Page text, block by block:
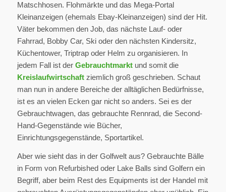
Matschhosen. Flohmärkte und das Mega-Portal
Kleinanzeigen (ehemals Ebay-Kleinanzeigen) sind der Hit.
Väter bekommen den Job, das nächste Lauf- oder
Fahrrad, Bobby Car, Ski oder den nächsten Kindersitz,
Küchentower, Triptrap oder Helm zu organisieren. In
jedem Fall ist der Gebrauchtmarktund somit die
Kreislaufwirtschaftziemlich groß geschrieben. Schaut
man nun in andere Bereiche der alltäglichen Bedürfnisse,
ist es an vielen Ecken gar nicht so anders. Sei es der
Gebrauchtwagen, das gebrauchte Rennrad, die Second-
Hand-Gegenstände wie Bücher,
Einrichtungsgegenstände, Sportartikel.
Aber wie sieht das in der Golfwelt aus? Gebrauchte Bälle
in Form von Refurbished oder Lake Balls sind Golfern ein
Begriff, aber beim Rest des Equipments ist der Handel mit